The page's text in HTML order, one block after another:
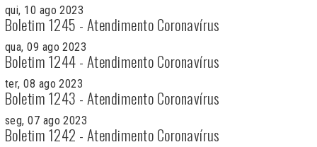
qui, 10 ago 2023
Boletim 1245 - Atendimento Coronavírus
qua, 09 ago 2023
Boletim 1244 - Atendimento Coronavírus
ter, 08 ago 2023
Boletim 1243 - Atendimento Coronavírus
seg, 07 ago 2023
Boletim 1242 - Atendimento Coronavírus